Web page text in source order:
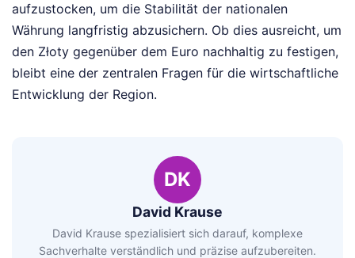
aufzustocken, um die Stabilität der nationalen
Währung langfristig abzusichern. Ob dies ausreicht, um
den Złoty gegenüber dem Euro nachhaltig zu festigen,
bleibt eine der zentralen Fragen für die wirtschaftliche
Entwicklung der Region.
DK
David Krause
David Krause spezialisiert sich darauf, komplexe
Sachverhalte verständlich und präzise aufzubereiten.